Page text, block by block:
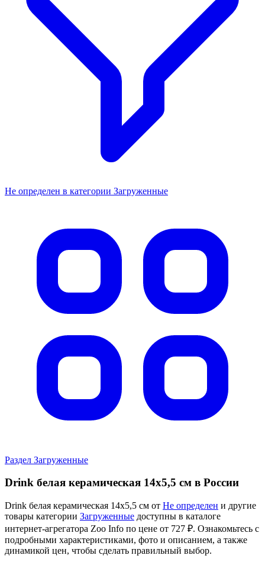
Не определен в категории Загруженные
Раздел Загруженные
Drink белая керамическая 14х5,5 см в России
Drink белая керамическая 14х5,5 см от Не определен и другие
товары категории Загруженные доступны в каталоге
интернет-агрегатора Zoo Info по цене от 727 ₽. Ознакомьтесь с
подробными характеристиками, фото и описанием, а также
динамикой цен, чтобы сделать правильный выбор.